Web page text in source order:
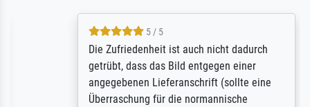
5 / 5
Die Zufriedenheit ist auch nicht dadurch
getrübt, dass das Bild entgegen einer
angegebenen Lieferanschrift (sollte eine
Überraschung für die normannische